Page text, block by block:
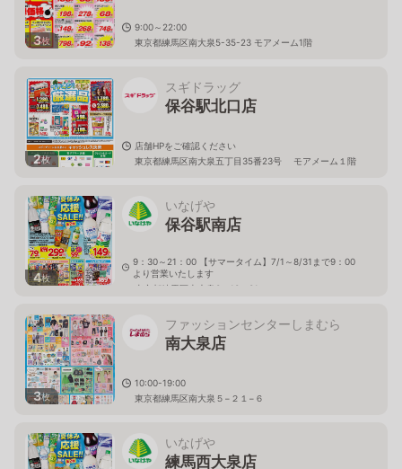
3枚
9:00～22:00
東京都練馬区南大泉5-35-23 モアメーム1階
2枚
スギドラッグ
保谷駅北口店
店舗HPをご確認ください
東京都練馬区南大泉五丁目35番23号 モアメーム１階
4枚
いなげや
保谷駅南店
9：30～21：00 【サマータイム】7/1～8/31まで9：00
より営業いたします
東京都練馬区南大泉3－13－31
3枚
ファッションセンターしまむら
南大泉店
10:00-19:00
東京都練馬区南大泉５−２１−６
いなげや
練馬西大泉店